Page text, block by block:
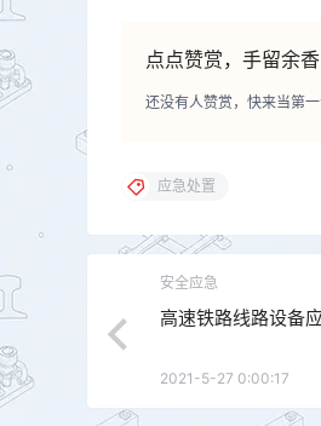
点点赞赏，手留余香
还没有人赞赏，快来当第一
应急处置
安全应急
高速铁路线路设备
2021-5-27 0:00:17